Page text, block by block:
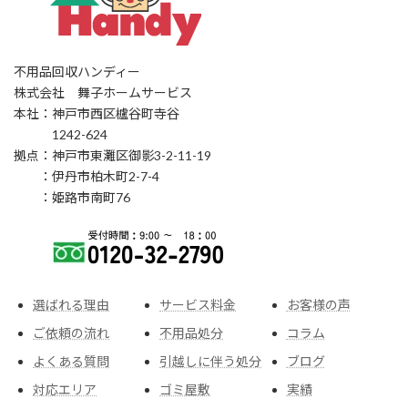
不用品回収ハンディー
株式会社 舞子ホームサービス
本社：神戸市西区櫨谷町寺谷
1242-624
拠点：神戸市東灘区御影3-2-11-19
：伊丹市柏木町2-7-4
：姫路市南町76
選ばれる理由
ご依頼の流れ
よくある質問
対応エリア
サービス料金
不用品処分
引越しに伴う処分
ゴミ屋敷
お客様の声
コラム
ブログ
実績